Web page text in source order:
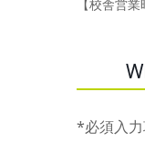
【校舎営
*必須入力